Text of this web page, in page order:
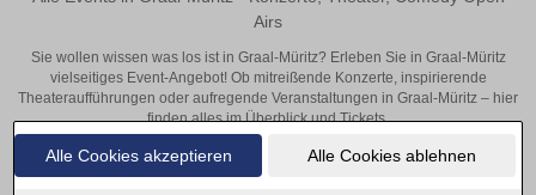
Alle Cookies akzeptieren Alle Cookies ablehnen
Airs
Sie wollen wissen was los ist in Graal-Müritz? Erleben Sie in Graal-Müritz
vielseitiges Event-Angebot! Ob mitreißende Konzerte, inspirierende
Theateraufführungen oder aufregende Veranstaltungen in Graal-Müritz – hier
finden alles im Überblick und Tickets.